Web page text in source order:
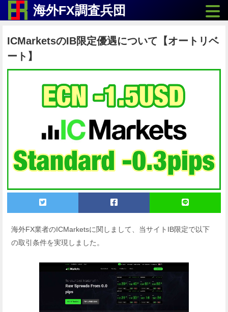
海外FX調査兵団
ICMarketsのIB限定優遇について【オートリベ
ート】
海外FX業者のICMarketsに関しまして、当サイトIB限定で以下
の取引条件を実現しました。